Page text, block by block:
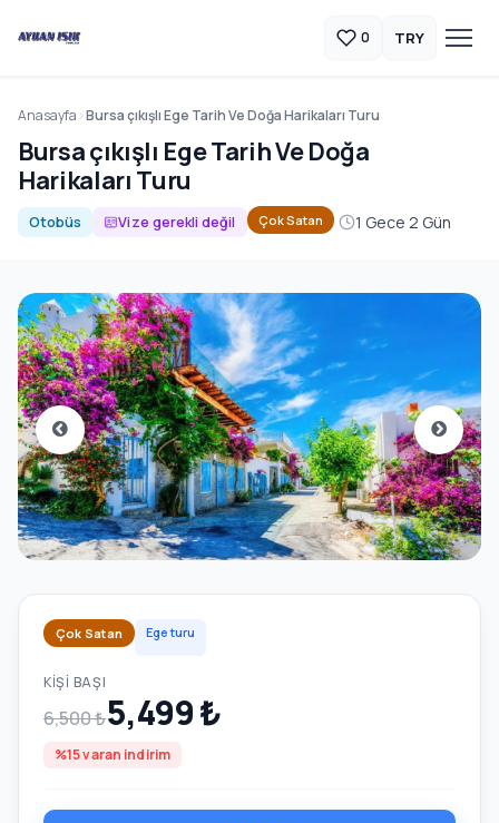
0 TRY
Anasayfa Bursa çıkışlı Ege Tarih Ve Doğa Harikaları Turu
Bursa çıkışlı Ege Tarih Ve Doğa
Harikaları Turu
Otobüs Vize gerekli değil Çok Satan 1 Gece 2 Gün
Çok Satan Ege turu
KIŞI BAŞI
6,500 ₺5,499 ₺
%15 varan indirim